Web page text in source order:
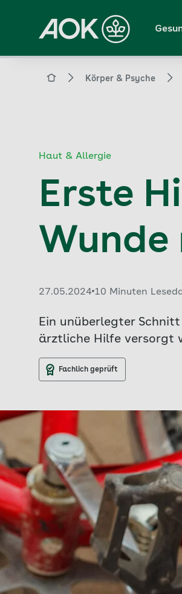
Hauptinhalt
springen
Magazin Körper & Psyche
Haut & Allergie
Erste
Veröffentlicht am:
27.05.2024 10 Minuten
Ein unüberlegter
ärztliche Hilfe versorgt
Fachlich geprüft